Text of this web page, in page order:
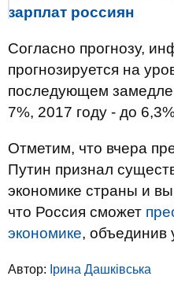
зарплат россиян
Согласно прогнозу,
прогнозируется на
последующем
7%, 2017 году - до
Отметим, что вчера
Путин признал
экономике страны и
что Россия сможет
экономике, объединив
Автор: Ірина Дашківська